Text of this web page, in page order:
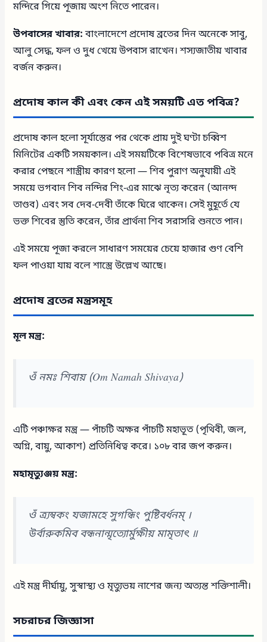
মন্দিরে গিয়ে পূজায় অংশ নিতে পারেন।
উপবাসের খাবার:বাংলাদেশে প্রদোষ ব্রতের দিন অনেকে সাবু,
আলু সেদ্ধ, ফল ও দুধ খেয়ে উপবাস রাখেন। শস্যজাতীয় খাবার
বর্জন করুন।
প্রদোষ কাল কী এবং কেন এই সময়টি এত পবিত্র?
প্রদোষ কাল হলো সূর্যাস্তের পর থেকে প্রায় দুই ঘণ্টা চব্বিশ
মিনিটের একটি সময়কাল। এই সময়টিকে বিশেষভাবে পবিত্র মনে
করার পেছনে শাস্ত্রীয় কারণ হলো — শিব পুরাণ অনুযায়ী এই
সময়ে ভগবান শিব নন্দির শিং-এর মাঝে নৃত্য করেন (আনন্দ
তাণ্ডব) এবং সব দেব-দেবী তাঁকে ঘিরে থাকেন। সেই মুহূর্তে যে
ভক্ত শিবের স্তুতি করেন, তাঁর প্রার্থনা শিব সরাসরি শুনতে পান।
এই সময়ে পূজা করলে সাধারণ সময়ের চেয়ে হাজার গুণ বেশি
ফল পাওয়া যায় বলে শাস্ত্রে উল্লেখ আছে।
প্রদোষ ব্রতের মন্ত্রসমূহ
মূল মন্ত্র:
ওঁ নমঃ শিবায় (Om Namah Shivaya)
এটি পঞ্চাক্ষর মন্ত্র — পাঁচটি অক্ষর পাঁচটি মহাভূত (পৃথিবী, জল,
অগ্নি, বায়ু, আকাশ) প্রতিনিধিত্ব করে। ১০৮ বার জপ করুন।
মহামৃত্যুঞ্জয় মন্ত্র:
ওঁ ত্র্যম্বকং যজামহে সুগন্ধিং পুষ্টিবর্ধনম্ ।
উর্বারুকমিব বন্ধনান্মৃত্যোর্মুক্ষীয় মামৃতাৎ ॥
এই মন্ত্র দীর্ঘায়ু, সুস্বাস্থ্য ও মৃত্যুভয় নাশের জন্য অত্যন্ত শক্তিশালী।
সচরাচর জিজ্ঞাসা